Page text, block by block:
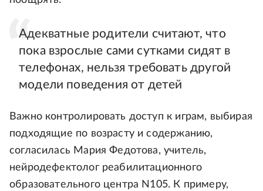
Адекватные родители считают, что
пока взрослые сами сутками сидят в
телефонах, нельзя требовать другой
модели поведения от детей
Важно контролировать доступ к играм, выбирая
подходящие по возрасту и содержанию,
согласилась Мария Федотова, учитель,
нейродефектолог реабилитационного
образовательного центра N105. К примеру,